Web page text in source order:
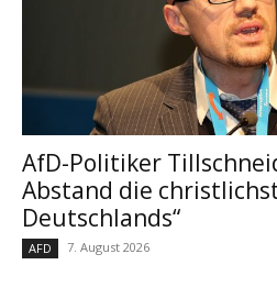
AfD-Politiker
Abstand die
Deutschlands“
AFD 7. August 2026